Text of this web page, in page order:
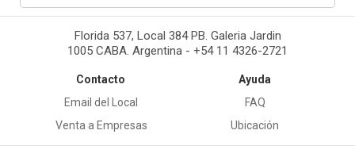
Florida 537, Local 384 PB. Galeria Jardin
1005 CABA. Argentina - +54 11 4326-2721
Contacto
Email del Local
Venta a Empresas
Ayuda
FAQ
Ubicación